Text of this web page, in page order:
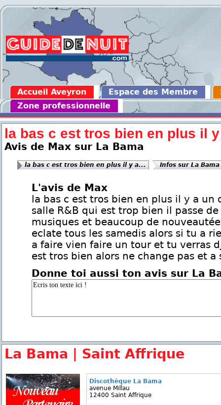
Accueil Aveyron Espace des Membre
Zone professionnelle
la bas c est tros bien en plus il
Avis de Max sur La Bama
la bas c est tros bien en plus il y a... Infos sur La Bama
L'avis de Max
la bas c est tros bien en plus il y a un
salle R&B qui est trop bien il passe
musiques et beaucoup de
eclate tous les samedis alors si tu a
a faire vien faire un tour et tu verras
est tros bien alors ne change pas et a
Donne toi aussi ton avis sur La
La Bama | Saint Affrique
Discothèque La Bama
avenue Millau
12400 Saint Affrique